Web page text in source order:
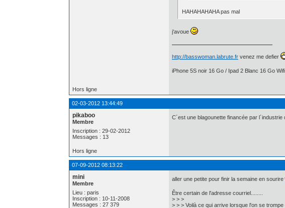
HAHAHAHAHA pas mal
j'avoue
http://basswoman.labrute.fr venez me defier
iPhone 5S noir 16 Go / Ipad 2 Blanc 16 Go Wifi
Hors ligne
02-03-2012 13:44:49
pikaboo
Membre
Inscription : 29-02-2012
Messages : 13
C´est une blagounette financée par l´industrie
Hors ligne
07-09-2012 08:13:22
mini
Membre
Lieu : paris
Inscription : 10-11-2008
Messages : 27 379
aller une petite pour finir la semaine en sourire
Être certain de l'adresse courriel........
> > >
> > > Voilà ce qui arrive lorsque l'on se trompe